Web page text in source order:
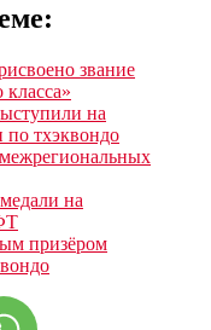
звание
на
по тхэквондо
на
призёром